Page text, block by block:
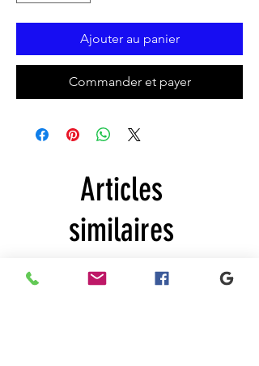
Ajouter au panier
Commander et payer
Articles
similaires
New